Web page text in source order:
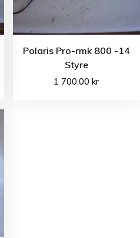
Polaris Pro-rmk 800 -14
Styre
1 700.00kr